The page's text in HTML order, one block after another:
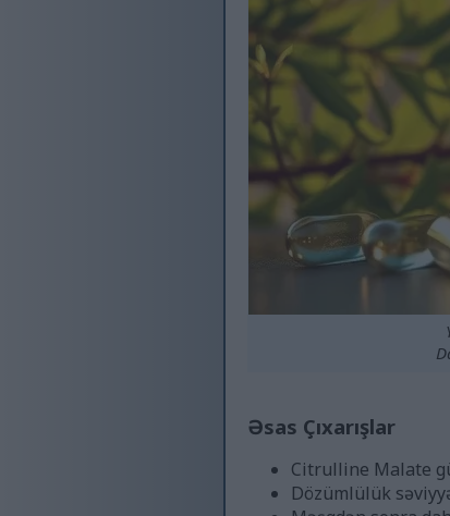
Əsas Çıxarışlar
Citrulline Malate
Dözümlülük